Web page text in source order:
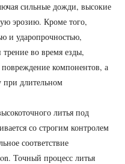
сильные дожди, высокие
эрозию. Кроме того,
и ударопрочностью,
во время езды,
компонентов, а
при длительном
литья под
со строгим контролем
соответствие
Точный процесс литья